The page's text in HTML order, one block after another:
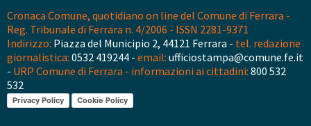
Cronaca Comune, quotidiano on line del Comune di Ferrara -
Reg. Tribunale di Ferrara n. 4/2006 - ISSN 2281-9371
Indirizzo: Piazza del Municipio 2, 44121 Ferrara - tel. redazione
giornalistica: 0532 419244 - email: ufficiostampa@comune.fe.it
- URP Comune di Ferrara - informazioni ai cittadini: 800 532
532
Privacy Policy Cookie Policy